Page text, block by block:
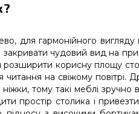
для гармонійного вигляду
закривати чудовий вид на
корисну площу
на свіжому повітрі.
тому такі меблі зручно
простір столика і